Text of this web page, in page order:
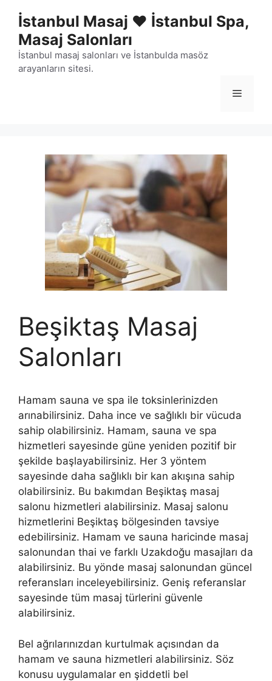
İstanbul Masaj ❤️ İstanbul Spa,
Masaj Salonları
İstanbul masaj salonları ve İstanbulda masöz
arayanların sitesi.
Menü
Beşiktaş Masaj
Salonları
Hamam sauna ve spa ile toksinlerinizden
arınabilirsiniz. Daha ince ve sağlıklı bir vücuda
sahip olabilirsiniz. Hamam, sauna ve spa
hizmetleri sayesinde güne yeniden pozitif bir
şekilde başlayabilirsiniz. Her 3 yöntem
sayesinde daha sağlıklı bir kan akışına sahip
olabilirsiniz. Bu bakımdan Beşiktaş masaj
salonu hizmetleri alabilirsiniz. Masaj salonu
hizmetlerini Beşiktaş bölgesinden tavsiye
edebilirsiniz. Hamam ve sauna haricinde masaj
salonundan thai ve farklı Uzakdoğu masajları da
alabilirsiniz. Bu yönde masaj salonundan güncel
referansları inceleyebilirsiniz. Geniş referanslar
sayesinde tüm masaj türlerini güvenle
alabilirsiniz.
Bel ağrılarınızdan kurtulmak açısından da
hamam ve sauna hizmetleri alabilirsiniz. Söz
konusu uygulamalar en şiddetli bel